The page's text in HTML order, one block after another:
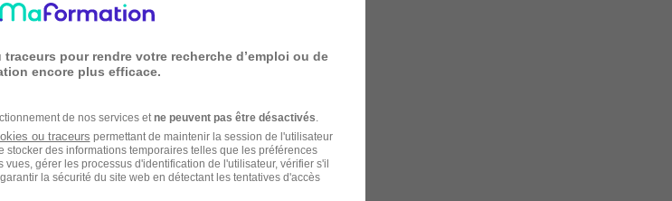
pour rendre votre recherche d’emploi ou de
encore plus efficace.
de nos services et ne peuvent pas être désactivés
ou traceurs permettant de maintenir la session de l'utilisateur
stocker des informations temporaires telles que les préférences
gérer les processus d'identification de l'utilisateur, vérifier s'il
la sécurité du site web en détectant les tentatives d'accès